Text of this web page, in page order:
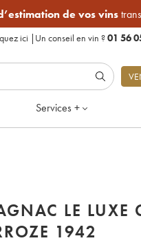
de vos vins
ici | Un conseil en vin ?01 56
Services +
LE LUXE
43.5° DARROZE 1942